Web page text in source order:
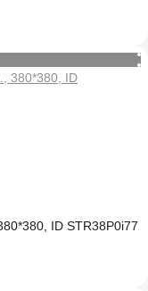
ID STR38P0i77